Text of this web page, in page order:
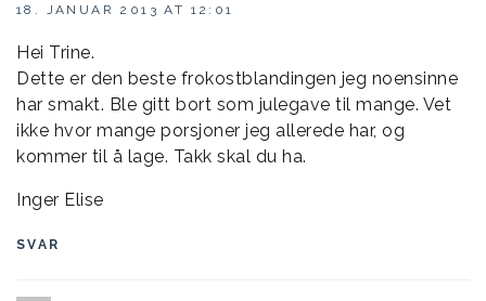
18. JANUAR 2013 AT 12:01
Hei Trine.
Dette er den beste frokostblandingen jeg noensinne
har smakt. Ble gitt bort som julegave til mange. Vet
ikke hvor mange porsjoner jeg allerede har, og
kommer til å lage. Takk skal du ha.
Inger Elise
SVAR